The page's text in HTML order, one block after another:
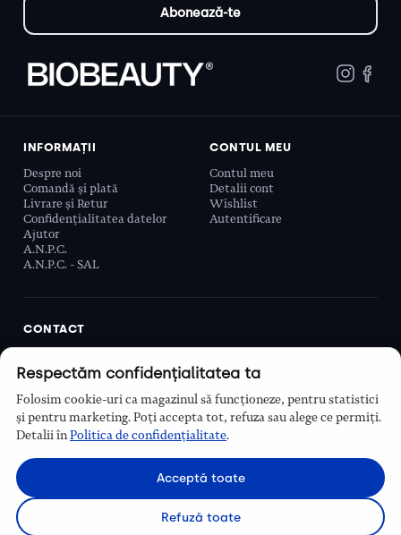
INFORMAȚII
Despre noi
Comandă și plată
Livrare și Retur
Confidențialitatea datelor
Ajutor
A.N.P.C.
A.N.P.C. - SAL
CONTUL MEU
Contul meu
Detalii cont
Wishlist
Autentificare
CONTACT
Sector 6, București, România
Program
Luni–Vineri, 9:00 – 16:00
Respectăm confidențialitatea ta
Folosim cookie-uri ca magazinul să funcționeze, pentru statistici
și pentru marketing. Poți accepta tot, refuza sau alege ce permiți.
Detalii înPolitica de confidențialitate.
Acceptă toate
Refuză toate